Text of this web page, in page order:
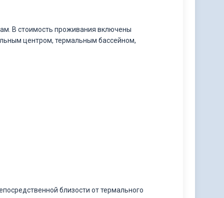
В стоимость проживания включены
центром, термальным бассейном,
близости от термального